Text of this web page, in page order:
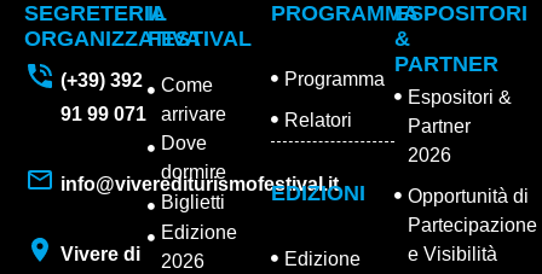
SEGRETERIA
ORGANIZZATIVA
(+39) 392
91 99 071
info@viverediturismofestival.it
Vivere di
IL
FESTIVAL
Come
arrivare
Dove
dormire
Biglietti
Edizione
2026
PROGRAMMA
Programma
Relatori
EDIZIONI
Edizione
ESPOSITORI
&
PARTNER
Espositori &
Partner
2026
Opportunità di
Partecipazione
e Visibilità